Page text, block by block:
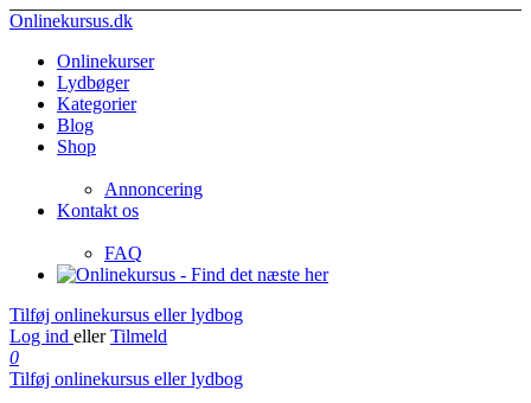
Onlinekursus.dk
Onlinekurser
Lydbøger
Kategorier
Blog
Shop
Annoncering
Kontakt os
FAQ
Tilføj onlinekursus eller lydbog
Log ind eller Tilmeld
0
Tilføj onlinekursus eller lydbog